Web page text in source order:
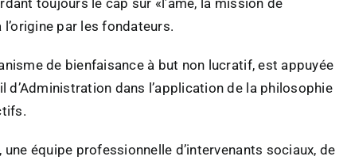
toujours le cap sur «l’âme, la mission de
l’origine par les fondateurs.
de bienfaisance à but non lucratif, est appuyée
d’Administration dans l’application de la philosophie
équipe professionnelle d’intervenants sociaux, de